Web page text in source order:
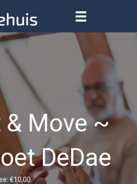
& Move ~
DeDae
€10,00.